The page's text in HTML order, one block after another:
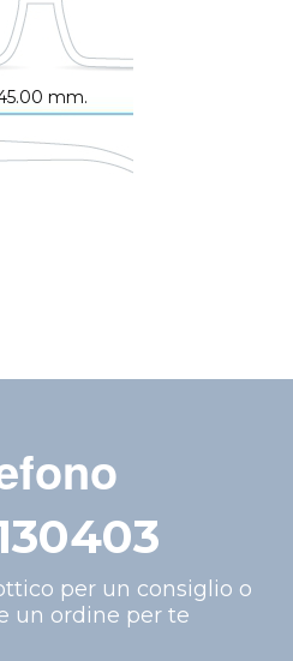
mm.
per un consiglio o
un ordine per te